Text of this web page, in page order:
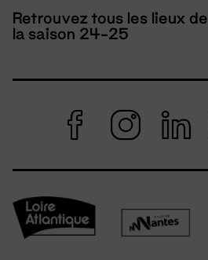
Retrouvez tous les lieux de
la saison 24-25